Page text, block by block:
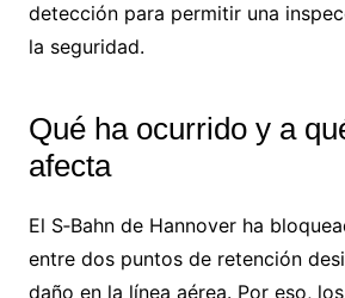
detección para permitir una
la seguridad.
Qué ha ocurrido y a
afecta
El S‑Bahn de Hannover ha
entre dos puntos de retención
daño en la línea aérea. Por eso,